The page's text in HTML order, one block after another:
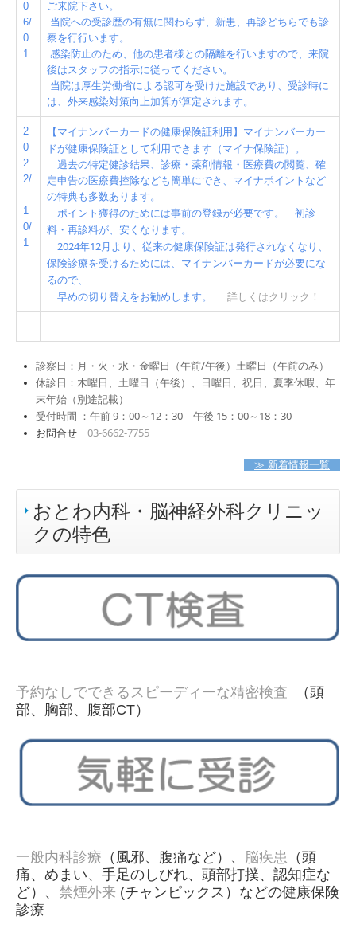
0
6/
0
1
ご来院下さい。
当院への受診歴の有無に関わらず、 新患、再診どちらでも診
察を行行います。
感染防止のため、他の患者様との隔離を行いますので、来院
後はスタッフの指示に従ってください。
当院は厚生労働省による認可を受けた施設であり、受診時に
は、外来感染対策向上加算が算定されます。
2
0
2
2/
1
0/
1
【マイナンバーカードの健康保険証利用】マイナンバーカー
ドが健康保険証として利用できます（マイナ保険証）。
過去の特定健診結果、診療・薬剤情報・医療費の閲覧、確
定申告の医療費控除なども簡単にでき、マイナポイントなど
の特典も多数あります。
ポイント獲得のためには事前の登録が必要です。
初診
料・再診料が、安くなります。
2024年12月より、従来の健康保険証は発行されなくなり、
保険診療を受けるためには、マイナンバーカードが必要にな
るので、
早めの切り替えをお勧めします。
詳しくはクリック！
診察日：月・火・水・金曜日（午前/午後）土曜日（午前のみ）
休診日：木曜日、土曜日（午後）、日曜日、祝日、夏季休暇、年
末年始（別途記載）
受付時間 ：午前 9：00～12：30 午後 15：00～18：30
お問合せ 03-6662-7755
≫ 新着情報一覧
おとわ内科・脳神経外科クリニッ
クの特色
予約なしでできるスピーディーな精密検査
（頭
部、胸部、腹部CT）
一般内科診療 （風邪、腹痛など）、 脳疾患 （頭
痛、めまい、手足のしびれ、頭部打撲、認知症な
ど）、 禁煙外来 (チャンピックス）などの健康保険
診療